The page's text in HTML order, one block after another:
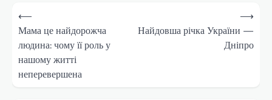
Навігація
записів
⟵
Мама це найдорожча
людина: чому її роль у
нашому житті
неперевершена
Найдовша річка України —
Дніпро
⟶